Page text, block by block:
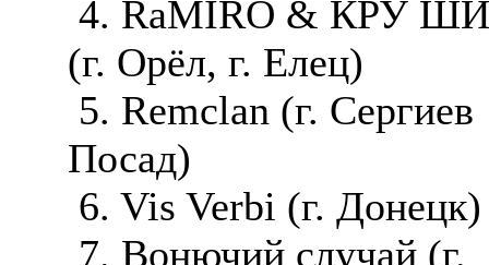
4. RaMIRO & КРУ ШИ
(г. Орёл, г. Елец)
5. Remclan (г. Сергиев
Посад)
6. Vis Verbi (г. Донецк)
7. Вонючий случай (г.